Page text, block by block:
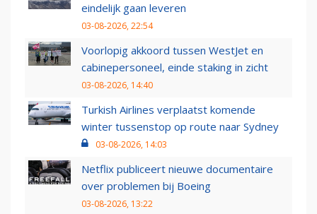
eindelijk gaan leveren
03-08-2026, 22:54
Voorlopig akkoord tussen WestJet en
cabinepersoneel, einde staking in zicht
03-08-2026, 14:40
Turkish Airlines verplaatst komende
winter tussenstop op route naar Sydney
03-08-2026, 14:03
Netflix publiceert nieuwe documentaire
over problemen bij Boeing
03-08-2026, 13:22